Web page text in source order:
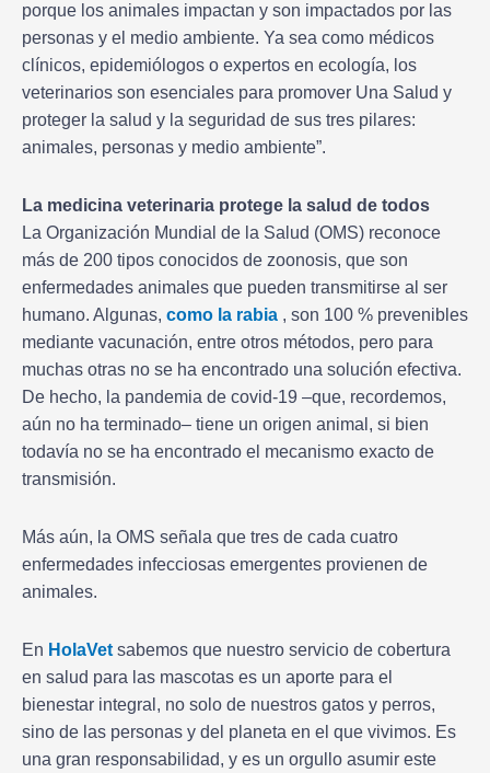
porque los animales impactan y son impactados por las
personas y el medio ambiente. Ya sea como médicos
clínicos, epidemiólogos o expertos en ecología, los
veterinarios son esenciales para promover Una Salud y
proteger la salud y la seguridad de sus tres pilares:
animales, personas y medio ambiente”.
La medicina veterinaria protege la salud de todos
La Organización Mundial de la Salud (OMS) reconoce
más de 200 tipos conocidos de zoonosis, que son
enfermedades animales que pueden transmitirse al ser
humano. Algunas, como la rabia , son 100 % prevenibles
mediante vacunación, entre otros métodos, pero para
muchas otras no se ha encontrado una solución efectiva.
De hecho, la pandemia de covid-19 –que, recordemos,
aún no ha terminado– tiene un origen animal, si bien
todavía no se ha encontrado el mecanismo exacto de
transmisión.
Más aún, la OMS señala que tres de cada cuatro
enfermedades infecciosas emergentes provienen de
animales.
En HolaVet sabemos que nuestro servicio de cobertura
en salud para las mascotas es un aporte para el
bienestar integral, no solo de nuestros gatos y perros,
sino de las personas y del planeta en el que vivimos. Es
una gran responsabilidad, y es un orgullo asumir este